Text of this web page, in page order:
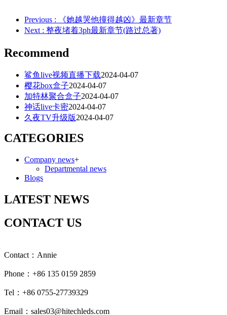
Previous : 《她越哭他撞得越凶》最新章节
Next : 整夜堵着3ph最新章节(路过总著)
Recommend
鲨鱼live视频直播下载2024-04-07
樱花box盒子2024-04-07
加特林聚合盒子2024-04-07
神话live卡密2024-04-07
久夜TV升级版2024-04-07
CATEGORIES
Company news+
Departmental news
Blogs
LATEST NEWS
CONTACT US
Contact：Annie
Phone：+86 135 0159 2859
Tel：+86 0755-27739329
Email：sales03@hitechleds.com